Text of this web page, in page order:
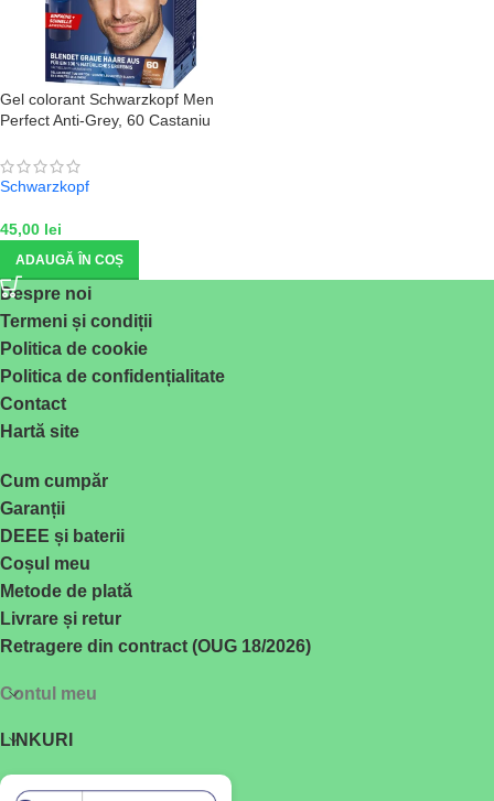
Gel colorant Schwarzkopf Men
Perfect Anti-Grey, 60 Castaniu
Schwarzkopf
45,00 lei
ADAUGĂ ÎN COȘ
Despre noi
Termeni și condiții
Politica de cookie
Politica de confidențialitate
Contact
Hartă site
Cum cumpăr
Garanții
DEEE și baterii
Coșul meu
Metode de plată
Livrare și retur
Retragere din contract (OUG 18/2026)
Contul meu
LINKURI